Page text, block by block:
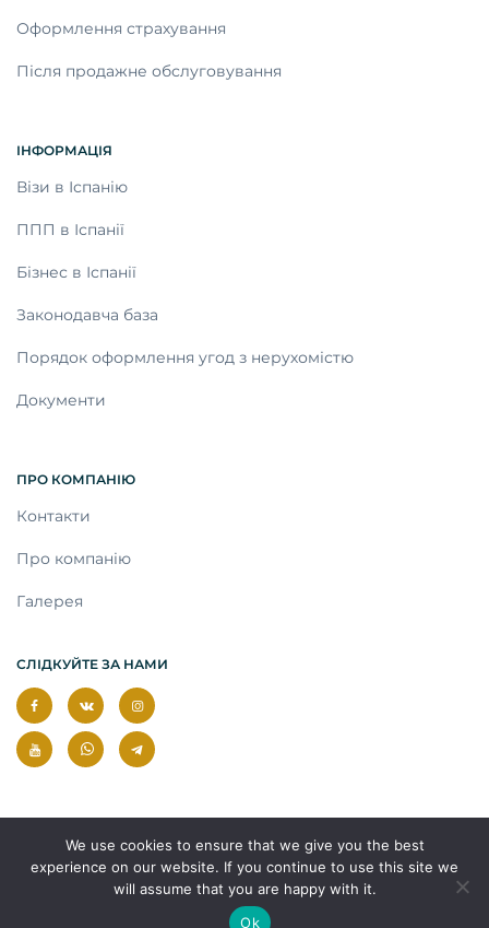
Оформлення страхування
Після продажне обслуговування
ІНФОРМАЦІЯ
Візи в Іспанію
ППП в Іспанії
Бізнес в Іспанії
Законодавча база
Порядок оформлення угод з нерухомістю
Документи
ПРО КОМПАНІЮ
Контакти
Про компанію
Галерея
СЛІДКУЙТЕ ЗА НАМИ
© 2026 Усі права захищені.
We use cookies to ensure that we give you the best
experience on our website. If you continue to use this site we
will assume that you are happy with it.
Ok